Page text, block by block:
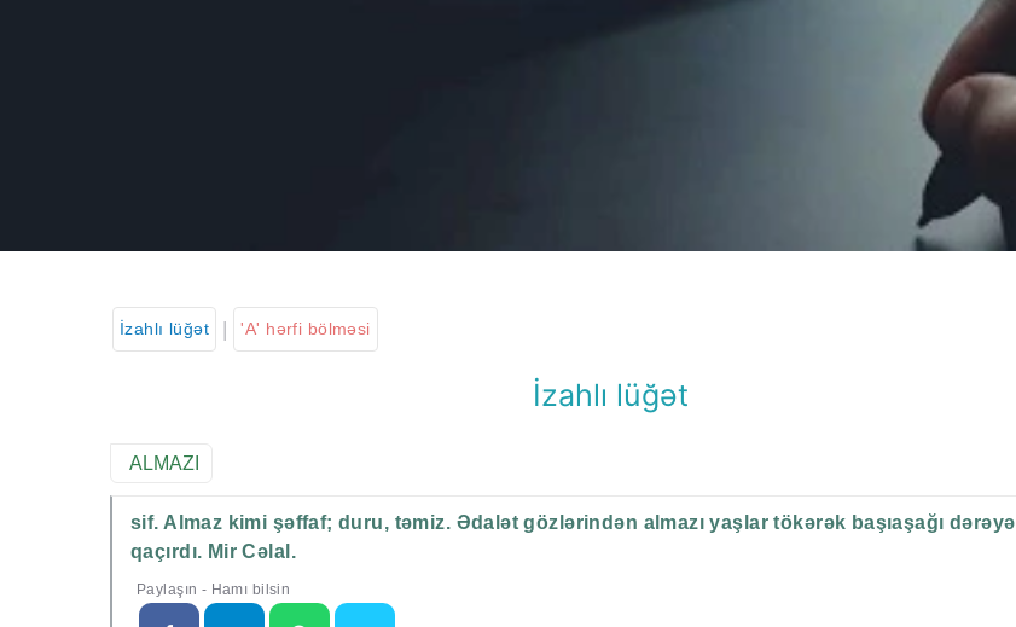
İzahlı lüğət 'A' hərfi bölməsi
İzahlı lüğət
ALMAZI
sif. Almaz kimi şəffaf; duru, təmiz. Ədalət gözlərindən almazı yaşlar tökərək başıaşağı dərəyə
qaçırdı. Mir Cəlal.
Paylaşın - Hamı bilsin